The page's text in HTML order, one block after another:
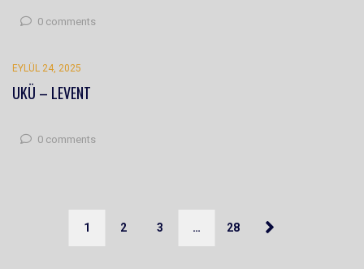
0 comments
EYLÜL 24, 2025
UKÜ – LEVENT
0 comments
1 2 3 … 28